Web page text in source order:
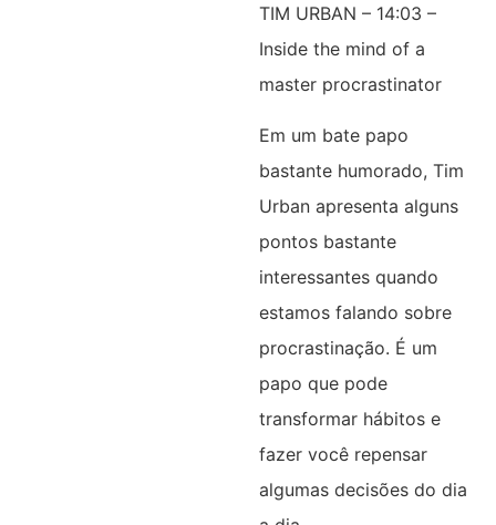
TIM URBAN – 14:03 –
Inside the mind of a
master procrastinator
Em um bate papo
bastante humorado, Tim
Urban apresenta alguns
pontos bastante
interessantes quando
estamos falando sobre
procrastinação. É um
papo que pode
transformar hábitos e
fazer você repensar
algumas decisões do dia